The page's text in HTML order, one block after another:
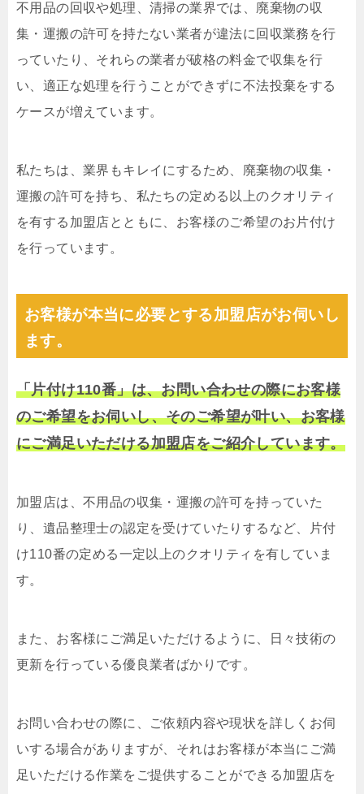
不用品の回収や処理、清掃の業界では、廃棄物の収
集・運搬の許可を持たない業者が違法に回収業務を行
っていたり、それらの業者が破格の料金で収集を行
い、適正な処理を行うことができずに不法投棄をする
ケースが増えています。
私たちは、業界もキレイにするため、廃棄物の収集・
運搬の許可を持ち、私たちの定める以上のクオリティ
を有する加盟店とともに、お客様のご希望のお片付け
を行っています。
お客様が本当に必要とする加盟店がお伺いし
ます。
「片付け110番」は、お問い合わせの際にお客様
のご希望をお伺いし、そのご希望が叶い、お客様
にご満足いただける加盟店をご紹介しています。
加盟店は、不用品の収集・運搬の許可を持っていた
り、遺品整理士の認定を受けていたりするなど、片付
け110番の定める一定以上のクオリティを有していま
す。
また、お客様にご満足いただけるように、日々技術の
更新を行っている優良業者ばかりです。
お問い合わせの際に、ご依頼内容や現状を詳しくお伺
いする場合がありますが、それはお客様が本当にご満
足いただける作業をご提供することができる加盟店を